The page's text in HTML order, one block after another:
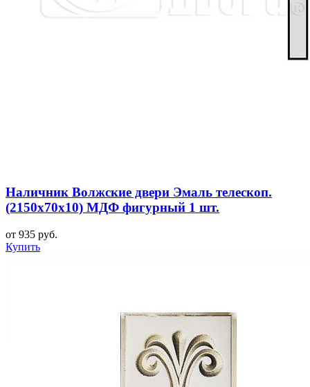
Наличник Волжские двери Эмаль телескоп.
(2150x70x10) МДФ фигурный 1 шт.
от 935 руб.
Купить